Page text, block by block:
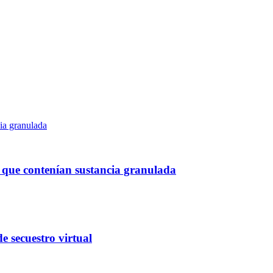
contenían sustancia granulada
secuestro virtual